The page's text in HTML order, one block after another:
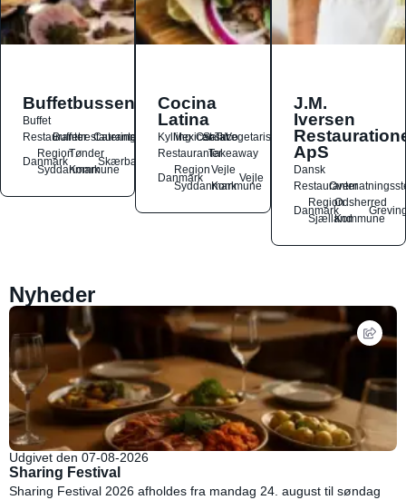
Buffetbussen
Buffet
Restauranter
Buffetrestauranter
Catering
Danmark
Region
Syddanmark
Tønder
Kommune
Skærbæk
Cocina
Latina
Kylling
Mexicansk
OstSalat
TacoVegetarisk
RestauranterTakeaway
Danmark
Region
Syddanmark
Vejle
Kommune
Vejle
J.M.
Iversen
ApS
Dansk
Restauranter
Danmark
Region
Sjælland
Odsherred
Kommune
Nyheder
Udgivet den 07-08-2026
Sharing Festival
Sharing Festival 2026 afholdes fra mandag 24. august til søndag